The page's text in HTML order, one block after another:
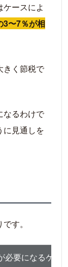
ースによ
3〜7％が相
きく節税で
なるわけで
に見通しを
す。
必要になるケー